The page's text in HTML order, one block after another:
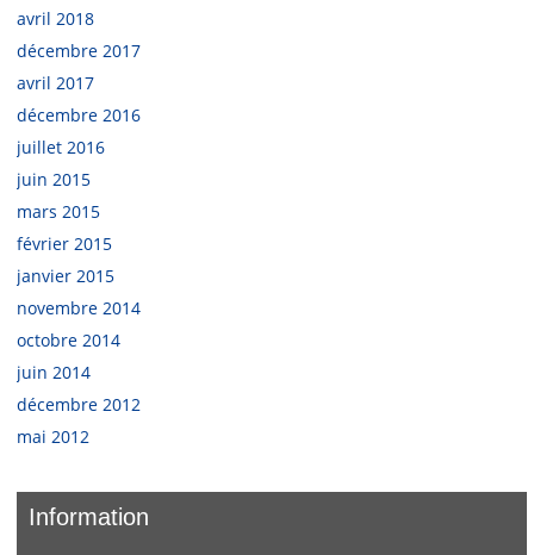
avril 2018
décembre 2017
avril 2017
décembre 2016
juillet 2016
juin 2015
mars 2015
février 2015
janvier 2015
novembre 2014
octobre 2014
juin 2014
décembre 2012
mai 2012
Information